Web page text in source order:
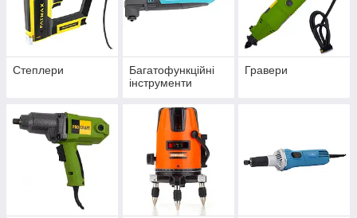
Степлери
Багатофункційні
інструменти
Гравери